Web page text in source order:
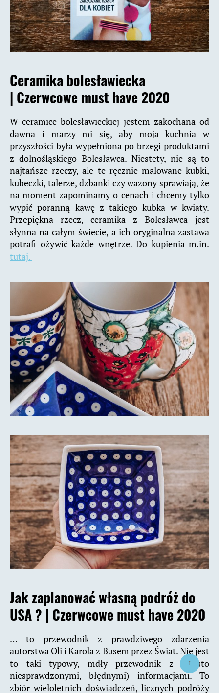
Ceramika bolesławiecka
| Czerwcowe must have 2020
W ceramice bolesławieckiej jestem zakochana od
dawna i marzy mi się, aby moja kuchnia w
przyszłości była wypełniona po brzegi produktami
z dolnośląskiego Bolesławca. Niestety, nie są to
najtańsze rzeczy, ale te ręcznie malowane kubki,
kubeczki, talerze, dzbanki czy wazony sprawiają, że
na moment zapominamy o cenach i chcemy tylko
wypić poranną kawę z takiego kubka w kwiaty.
Przepiękna rzecz, ceramika z Bolesławca jest
słynna na całym świecie, a ich oryginalna zastawa
potrafi ożywić każde wnętrze. Do kupienia m.in.
tutaj.
Jak zaplanować własną podróż do
USA ? | Czerwcowe must have 2020
… to przewodnik z prawdziwego zdarzenia
autorstwa Oli i Karola z Busem przez Świat. Nie jest
to taki typowy, mdły przewodnik z (często
niesprawdzonymi, błędnymi) informacjami. To
zbiór wieloletnich doświadczeń, licznych podróży
↑